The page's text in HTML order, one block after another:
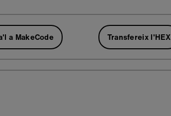
a MakeCode Transfereix l'HEX